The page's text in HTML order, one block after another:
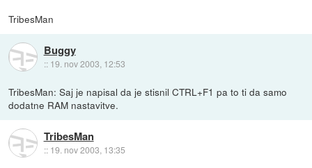
TribesMan
Buggy
:: 19. nov 2003, 12:53
TribesMan: Saj je napisal da je stisnil CTRL+F1 pa to ti da samo
dodatne RAM nastavitve.
TribesMan
:: 19. nov 2003, 13:35